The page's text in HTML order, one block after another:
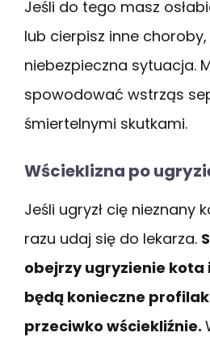
Jeśli do tego masz
lub cierpisz inne
niebezpieczna sytuacja.
spowodować wstrząs
śmiertelnymi skutkami.
Wścieklizna po
Jeśli ugryzł cię nieznany
razu udaj się do lekarza.
obejrzy ugryzienie kota
będą konieczne
przeciwko wściekliźnie.